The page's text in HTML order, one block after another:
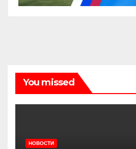
You missed
НОВОСТИ